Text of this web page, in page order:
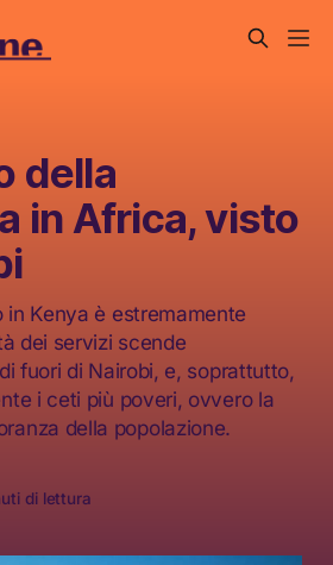
della
in Africa, visto
in Kenya è estremamente
dei servizi scende
fuori di Nairobi, e, soprattutto,
i ceti più poveri, ovvero la
della popolazione.
di lettura